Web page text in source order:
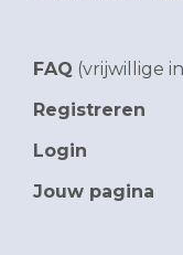
FAQ (vrijwillige
Registreren
Login
Jouw pagina